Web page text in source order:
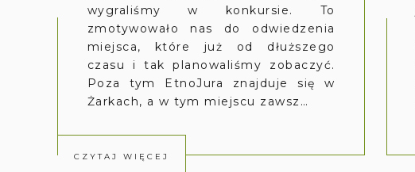
wygraliśmy w konkursie. To
zmotywowało nas do odwiedzenia
miejsca, które już od dłuższego
czasu i tak planowaliśmy zobaczyć.
Poza tym EtnoJura znajduje się w
Żarkach, a w tym miejscu zawsz…
CZYTAJ WIĘCEJ